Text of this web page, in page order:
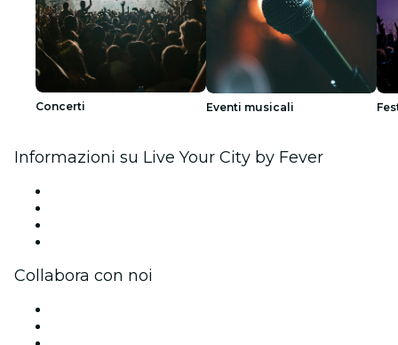
Concerti Eventi musicali
Informazioni su Live Your City by Fever
Collabora con noi